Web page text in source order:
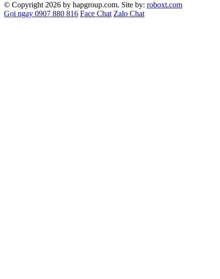
© Copyright 2026 by hapgroup.com. Site by: roboxt.com
Gọi ngay 0907 880 816 Face Chat Zalo Chat